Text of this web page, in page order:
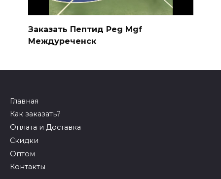
Заказать Пептид Peg Mgf
Междуреченск
Главная
Как заказать?
Оплата и Доставка
Скидки
Оптом
Контакты